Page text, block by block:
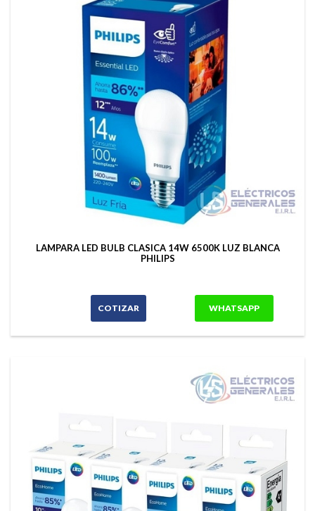
LAMPARA LED BULB CLASICA 14W 6500K LUZ BLANCA
PHILIPS
COTIZAR WHATSAPP